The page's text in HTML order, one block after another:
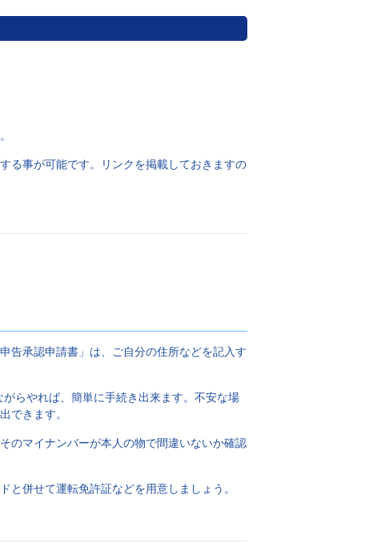
る事が可能です。リンクを掲載しておきますの
告承認申請書」は、ご自分の住所などを記入す
らやれば、簡単に手続き出来ます。不安な場
できます。
のマイナンバーが本人の物で間違いないか確認
と併せて運転免許証などを用意しましょう。